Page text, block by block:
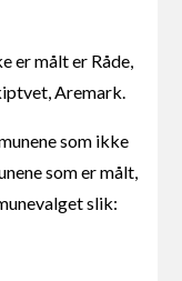
er målt er Råde,
Aremark.
som ikke
som er målt,
slik: